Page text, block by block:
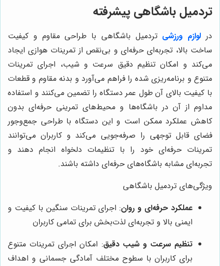
تردمیل باشگاهی پیشرفته
در لوازم ورزشی تردمیل باشگاهی با طراحی مقاوم و کیفیت
ساخت بالا، تجربه‌ای حرفه‌ای و بی‌نقص از تمرینات هوازی ایجاد
می‌کند و امکان تنظیم دقیق سرعت و شیب، اجرای تمرینات
متنوع و برنامه‌ریزی شده را فراهم می‌آورد و بدنه مقاوم و قطعات
با کیفیت بالای آن طول عمر دستگاه را تضمین می‌کنند و استفاده
مداوم از آن در باشگاه‌ها و محیط‌های تمرینی حرفه‌ای بدون
کاهش عملکرد ممکن است و این دستگاه با طراحی جمع‌وجور
فضای قابل توجهی را صرفه‌جویی می‌کند و کاربران می‌توانند
تمرینات حرفه‌ای خود را با تنظیمات دلخواه انجام دهند و
تجربه‌ای مشابه باشگاه‌های حرفه‌ای داشته باشند.
ویژگی‌های تردمیل باشگاهی
عملکرد حرفه‌ای و روان: اجرای تمرینات سنگین با کیفیت و
ایمنی بالا و تجربه‌ای لذت‌بخش برای تمامی کاربران
تنظیم سرعت و شیب دقیق: امکان اجرای تمرینات متنوع
برای کاربران با سطوح مختلف آمادگی جسمانی و اهداف